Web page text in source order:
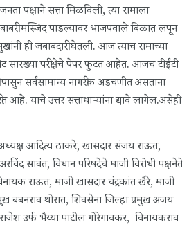
पक्षाने सत्ता मिळविली, त्या रामाला
मस्जिद पाडल्यावर भाजपवाले बिळात लपून
ही जबाबदारी घेतली. आज त्याच रामाच्या
सारख्या परीक्षेचे पेपर फुटत आहेत. आजच टीईटी
सर्वसामान्य नागरीक अडचणीत असताना
आहे. याचे उत्तर सत्ताधार्‍यांना द्यावे लागेल.असेही
आदित्य ठाकरे, खासदार संजय राऊत,
सावंत, विधान परिषदेचे माजी विरोधी पक्षनेते
राऊत, माजी खासदार चंद्रकांत खैरे, माजी
बबनराव थोरात, शिवसेना जिल्हा प्रमुख अजय
उर्फ भैय्या पाटील गोरेगावकर, विनायकराव